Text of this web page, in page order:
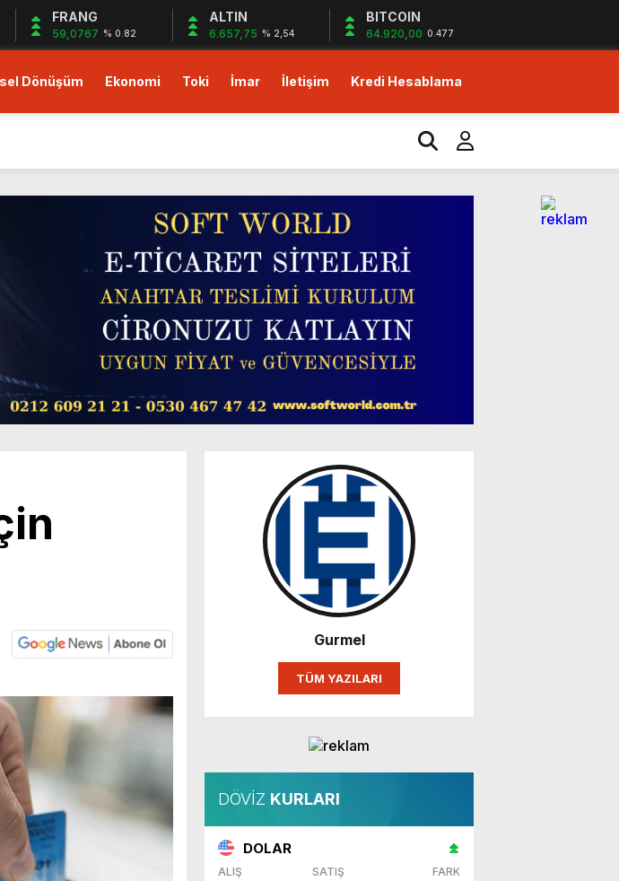
FRANG
59,0767 % 0.82
ALTIN
6.657,75 % 2,54
BITCOIN
64.920,00 0.477
Dönüşüm Ekonomi Toki İmar İletişim Kredi Hesablama
imkanı!
25’i Gazzeye Bağışlıyoruz Sizlerin desteği ile…
223 konutluk yeni proje geliyor!
otel ve 12 villa geliyor!
Yüzde 10+yüzde 15 indirim!
oturuma hazır daireler!
yüzde 25’e varan indirim fırsatı!
25’i Gazzeye Bağışlıyoruz Sizlerin desteği ile…
Gurmel
TÜM YAZILARI
DÖVİZ KURLARI
DOLAR
ALIŞ SATIŞ FARK